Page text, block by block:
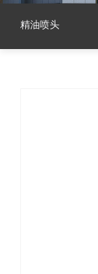
精油喷头